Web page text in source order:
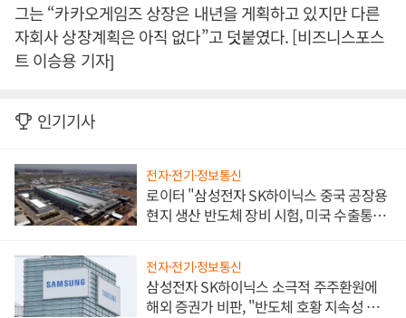
그는 “카카오게임즈 상장은 내년을 게획하고 있지만 다른
자회사 상장계획은 아직 없다”고 덧붙였다. [비즈니스포스
트 이승용 기자]
인기기사
전자·전기·정보통신
로이터 "삼성전자 SK하이닉스 중국 공장용
현지 생산 반도체 장비 시험, 미국 수출통제
전자·전기·정보통신
삼성전자 SK하이닉스 소극적 주주환원에
해외 증권가 비판, "반도체 호황 지속성 의